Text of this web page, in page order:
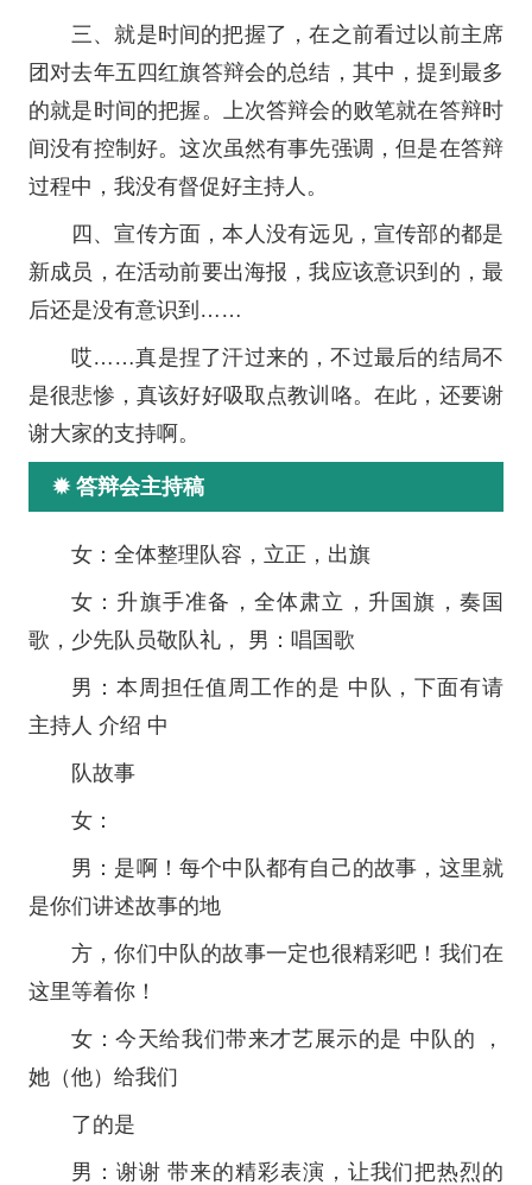
三、就是时间的把握了，在之前看过以前主席
团对去年五四红旗答辩会的总结，其中，提到最多
的就是时间的把握。上次答辩会的败笔就在答辩时
间没有控制好。这次虽然有事先强调，但是在答辩
过程中，我没有督促好主持人。
四、宣传方面，本人没有远见，宣传部的都是
新成员，在活动前要出海报，我应该意识到的，最
后还是没有意识到……
哎……真是捏了汗过来的，不过最后的结局不
是很悲惨，真该好好吸取点教训咯。在此，还要谢
谢大家的支持啊。
✹ 答辩会主持稿
女：全体整理队容，立正，出旗
女：升旗手准备，全体肃立，升国旗，奏国
歌，少先队员敬队礼， 男：唱国歌
男：本周担任值周工作的是 中队，下面有请
主持人 介绍 中
队故事
女：
男：是啊！每个中队都有自己的故事，这里就
是你们讲述故事的地
方，你们中队的故事一定也很精彩吧！我们在
这里等着你！
女：今天给我们带来才艺展示的是 中队的 ，
她（他）给我们
了的是
男：谢谢 带来的精彩表演，让我们把热烈的